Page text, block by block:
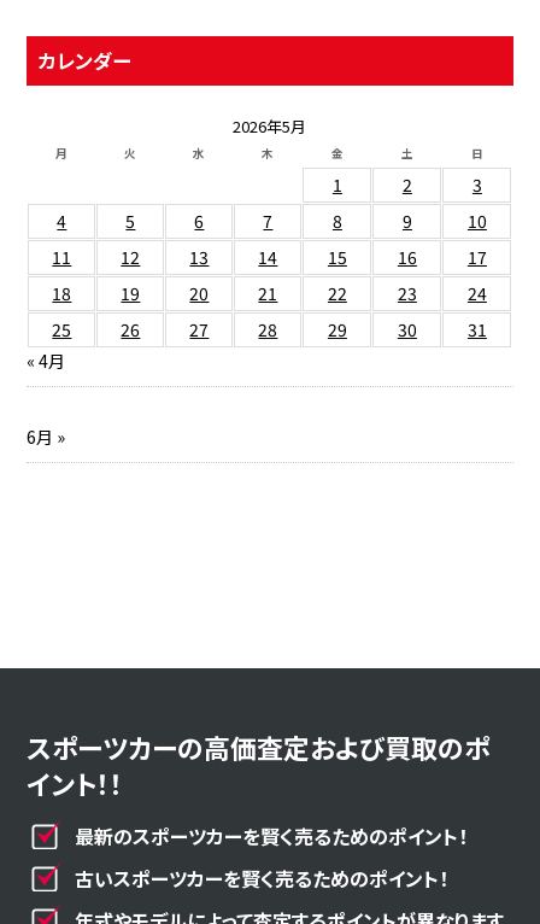
カレンダー
2026年5月
月 火 水 木 金 土 日
1 2
3
4
5 6 7 8 9
10
11
12 13 14 15 16
17
18
19 20 21 22 23
24
25
26 27 28 29 30
31
« 4月
6月 »
スポーツカーの高価査定および買取のポ
イント！！
最新のスポーツカーを賢く売るためのポイント！
古いスポーツカーを賢く売るためのポイント！